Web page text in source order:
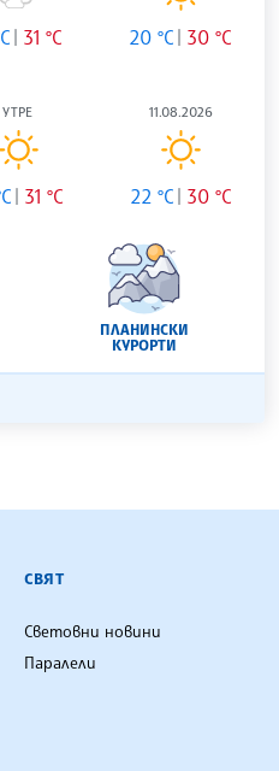
31 °C 20 °C 30 °C
УТРЕ
31 °C
11.08.2026
22 °C 30 °C
ПЛАНИНСКИ
КУРОРТИ
АГЕНЦИЯ
СВЯТ
Световни новини
Паралели